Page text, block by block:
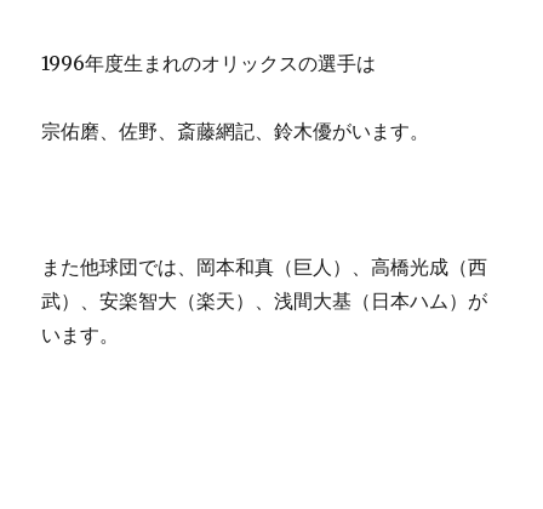
1996年度生まれのオリックスの選手は
宗佑磨、佐野、斎藤網記、鈴木優がいます。
また他球団では、岡本和真（巨人）、高橋光成（西
武）、安楽智大（楽天）、浅間大基（日本ハム）が
います。